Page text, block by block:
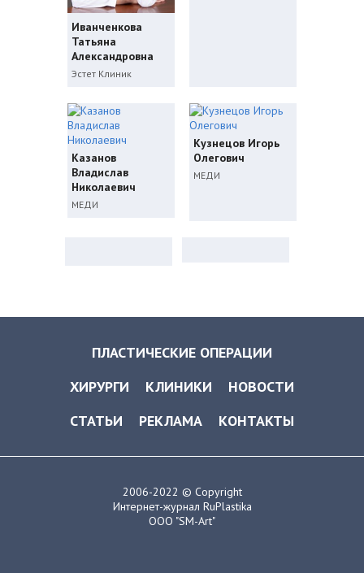
Иванченкова
Татьяна
Александровна
Эстет Клиник
Казанов
Владислав
Николаевич
МЕДИ
Кузнецов Игорь
Олегович
МЕДИ
ПЛАСТИЧЕСКИЕ ОПЕРАЦИИ
ХИРУРГИ
КЛИНИКИ
НОВОСТИ
СТАТЬИ
РЕКЛАМА КОНТАКТЫ
2006-2022 © Copyright
Интернет-журнал RuPlastika
ООО "SM-Art"